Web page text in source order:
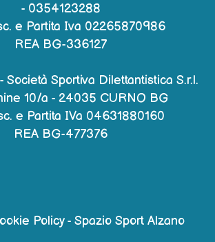
- 0354123288
e Partita Iva 02265870986
REA BG-336127
Società Sportiva Dilettantistica S.r.l.
10/a - 24035 CURNO BG
e Partita IVa 04631880160
REA BG-477376
Policy - Spazio Sport Alzano